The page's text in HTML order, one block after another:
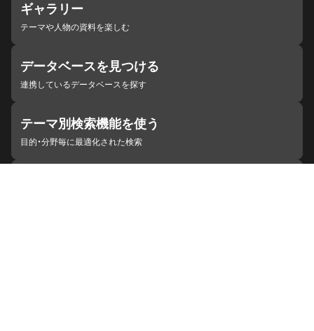
ギャラリー
テーマや人物の資料を楽しむ
データベースを見つける
連携しているデータベースを探す
テーマ別検索機能を使う
目的・分野毎に最適化された検索